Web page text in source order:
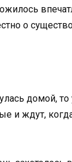
о
домой, то
и ждут,